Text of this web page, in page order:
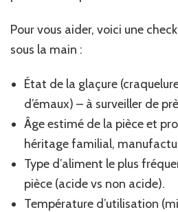
Pour vous aider, voici une
sous la main :
État de la glaçure
d’émaux) – à surveiller de
Âge estimé de la pièce et
héritage familial,
Type d’aliment le plus
pièce (acide vs non acide).
Température d’utilisation